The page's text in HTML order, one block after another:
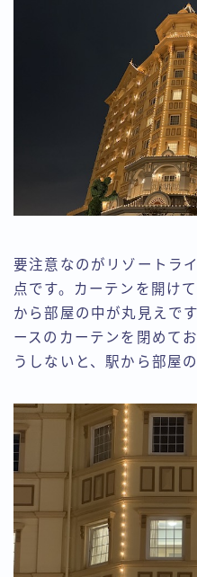
要注意なのがリゾートラ
点です。カーテンを開け
から部屋の中が丸見えで
ースのカーテンを閉めて
うしないと、駅から部屋